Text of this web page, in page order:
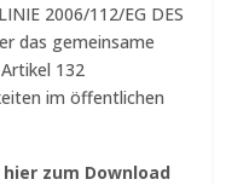
2006/112/EG DES
das gemeinsame
132
im öffentlichen
zum Download